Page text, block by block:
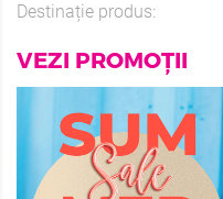
Destinație produs:
VEZI PROMOȚII